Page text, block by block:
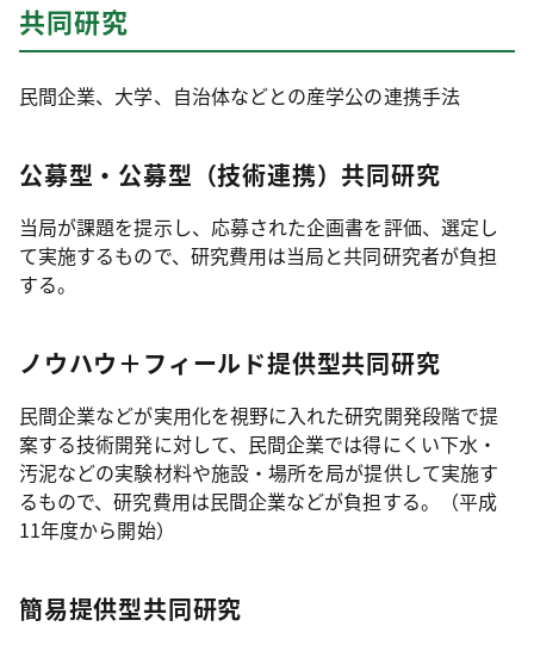
共同研究
民間企業、大学、自治体などとの産学公の連携手法
公募型・公募型（技術連携）共同研究
当局が課題を提示し、応募された企画書を評価、選定し
て実施するもので、研究費用は当局と共同研究者が負担
する。
ノウハウ＋フィールド提供型共同研究
民間企業などが実用化を視野に入れた研究開発段階で提
案する技術開発に対して、民間企業では得にくい下水・
汚泥などの実験材料や施設・場所を局が提供して実施す
るもので、研究費用は民間企業などが負担する。（平成
11年度から開始）
簡易提供型共同研究